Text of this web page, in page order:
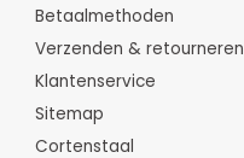
Betaalmethoden
Verzenden & retourneren
Klantenservice
Sitemap
Cortenstaal